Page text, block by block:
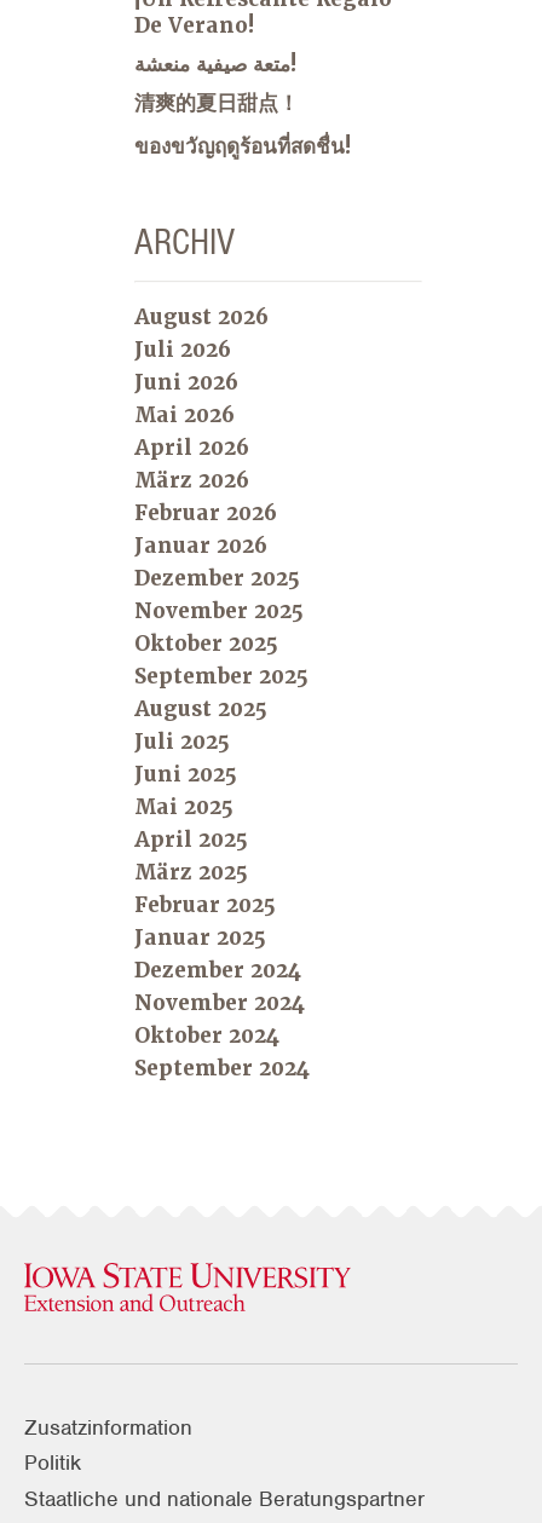
De Verano!
متعة صيفية منعشة!
清爽的夏日甜点！
ของขวัญฤดูร้อนที่สดชื่น!
ARCHIV
August 2026
Juli 2026
Juni 2026
Mai 2026
April 2026
März 2026
Februar 2026
Januar 2026
Dezember 2025
November 2025
Oktober 2025
September 2025
August 2025
Juli 2025
Juni 2025
Mai 2025
April 2025
März 2025
Februar 2025
Januar 2025
Dezember 2024
November 2024
Oktober 2024
September 2024
Zusatzinformation
Politik
Staatliche und nationale Beratungspartner